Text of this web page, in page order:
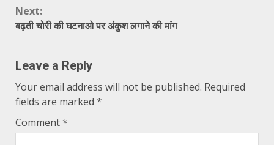
Next:
बढ़ती चोरी की घटनाओ पर अंकुश लगाने की मांग
Leave a Reply
Your email address will not be published. Required
fields are marked *
Comment*